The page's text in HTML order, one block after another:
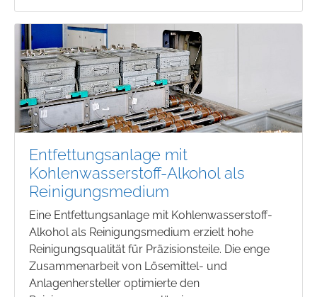
Entfettungsanlage mit
Kohlenwasserstoff-Alkohol als
Reinigungsmedium
Eine Entfettungsanlage mit Kohlenwasserstoff-
Alkohol als Reinigungsmedium erzielt hohe
Reinigungsqualität für Präzisionsteile. Die enge
Zusammenarbeit von Lösemittel- und
Anlagenhersteller optimierte den